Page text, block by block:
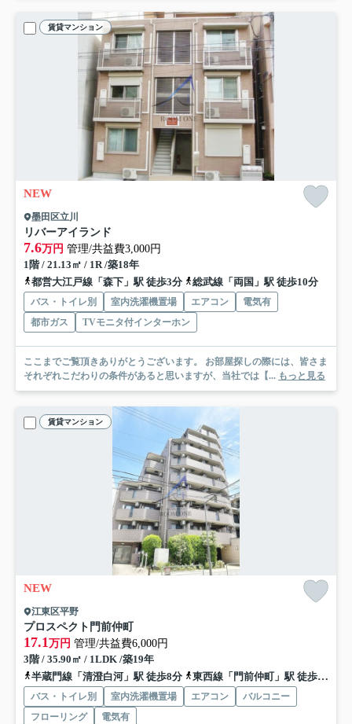
賃貸マンション
NEW
墨田区立川
リバーアイランド
7.6万円 管理/共益費3,000円
1階 / 21.13㎡ / 1R /築18年
都営大江戸線「森下」駅 徒歩3分
総武線「両国」駅 徒歩10分
バス・トイレ別 室内洗濯機置場 エアコン
電気有
都市ガス
TVモニタ付インターホン
ここまでご覧頂きありがとうございます。 お部屋探しの際には、皆さま
それぞれこだわりの条件があると思いますが、当社では【... もっと見る
賃貸マンション
NEW
江東区平野
プロスペクト門前仲町
17.1万円 管理/共益費6,000円
3階 / 35.90㎡ / 1LDK /築19年
半蔵門線「清澄白河」駅 徒歩8分
東西線「門前仲町」駅 徒歩10分
バス・トイレ別 室内洗濯機置場 エアコン
バルコニー
フローリング
電気有